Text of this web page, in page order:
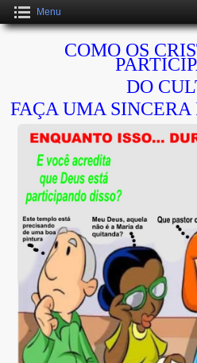
Menu
COMO OS
DO
FAÇA UMA SINCERA